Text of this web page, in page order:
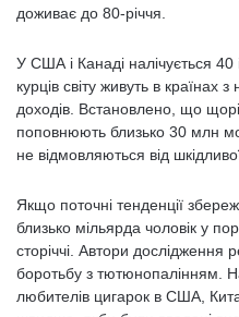
доживає до 80-річчя.
У США і Канаді налічується 40
курців світу живуть в країнах
доходів. Встановлено, що
поповнюють близько 30 млн
не відмовляються від
Якщо поточні тенденції
близько мільярда чоловік у
сторіччі. Автори дослідження
боротьбу з тютюнопалінням.
любителів цигарок в США,